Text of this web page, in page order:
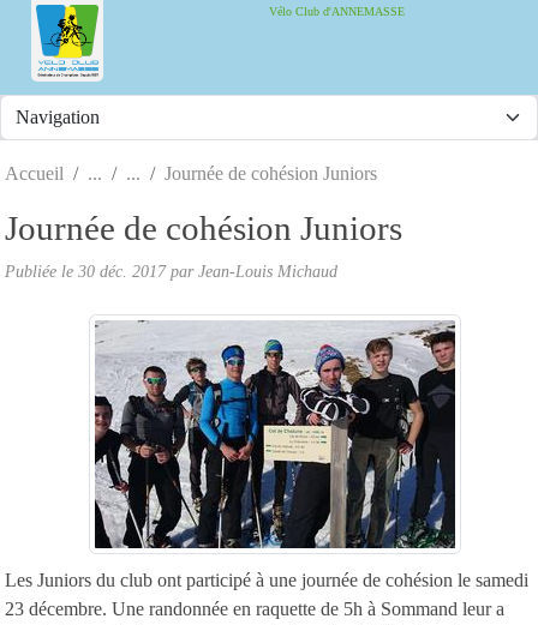
Vélo Club d'ANNEMASSE
Accueil Journée de cohésion Juniors
Journée de cohésion Juniors
Publiée le 30 déc. 2017parJean-Louis Michaud
Les Juniors du club ont participé à une journée de cohésion le samedi
23 décembre. Une randonnée en raquette de 5h à Sommand leur a
Panneau de gestion des cookies